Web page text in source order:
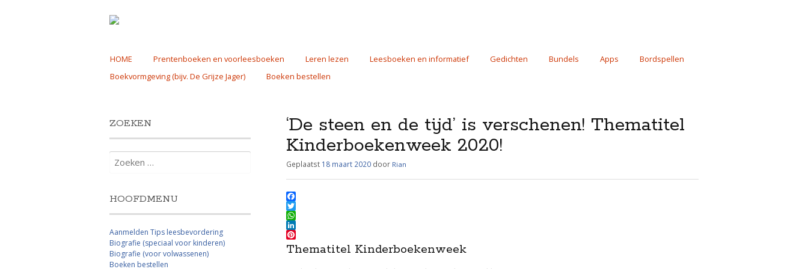
Skip
to
content
HOME Prentenboeken en voorleesboeken Leren lezen Leesboeken en informatief Gedichten Bundels Apps
Bordspellen
Boekvormgeving (bijv. De Grijze Jager)
Boeken bestellen
‘De steen en de tijd’ is verschenen! Thematitel
Kinderboekenweek 2020!
Geplaatst 18 maart 2020 door Rian
F
a
c
e
b
o
T
w
i
t
W
h
a
L
i
n
P
Thematitel Kinderboekenweek
ZOEKEN
naar:
HOOFDMENU
Aanmelden Tips leesbevordering
Biografie (speciaal voor kinderen)
Biografie (voor volwassenen)
Boeken bestellen